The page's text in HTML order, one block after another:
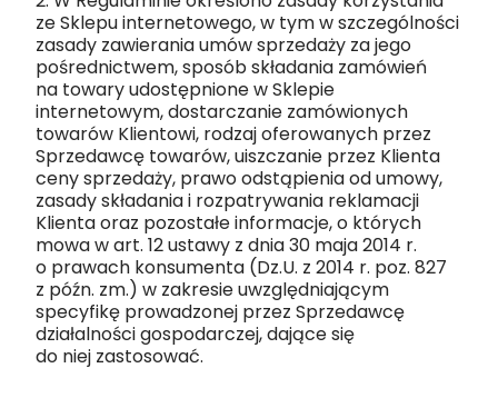
ze Sklepu internetowego, w tym w szczególności
zasady zawierania umów sprzedaży za jego
pośrednictwem, sposób składania zamówień
na towary udostępnione w Sklepie
internetowym, dostarczanie zamówionych
towarów Klientowi, rodzaj oferowanych przez
Sprzedawcę towarów, uiszczanie przez Klienta
ceny sprzedaży, prawo odstąpienia od umowy,
zasady składania i rozpatrywania reklamacji
Klienta oraz pozostałe informacje, o których
mowa w art. 12 ustawy z dnia 30 maja 2014 r.
o prawach konsumenta (Dz.U. z 2014 r. poz. 827
z późn. zm.) w zakresie uwzględniającym
specyfikę prowadzonej przez Sprzedawcę
działalności gospodarczej, dające się
do niej zastosować.